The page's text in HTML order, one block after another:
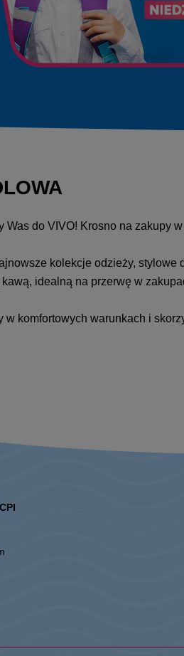
do VIVO! Krosno na zakupy
kolekcje odzieży,
idealną na przerwę w
komfortowych warunkach i